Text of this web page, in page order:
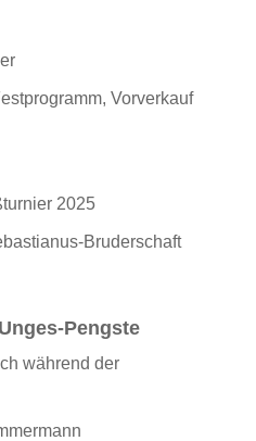
Vorverkauf
2025
Bruderschaft
Pengste
während der